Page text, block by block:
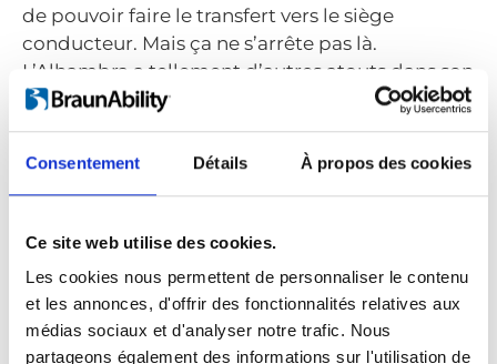
Consentement Détails À propos des cookies
Ce site web utilise des cookies.
Les cookies nous permettent de personnaliser le contenu
et les annonces, d'offrir des fonctionnalités relatives aux
médias sociaux et d'analyser notre trafic. Nous
partageons également des informations sur l'utilisation de
de pouvoir faire le transfert vers le siège
conducteur. Mais ça ne s’arrête pas là.
L’Alhambra a tellement d’autres atouts dans son
sac, tout en étant beaucoup plus compacte.
véhicule adapté ?
J'aimerais conduire sur les routes d’Autriche
allé. C’est vraiment un pays magnifique.
Une fois l’émerveillement passé, je roulerais
probablement jusqu’en France, et je
m’arrêterais quelque part en ville pour profiter